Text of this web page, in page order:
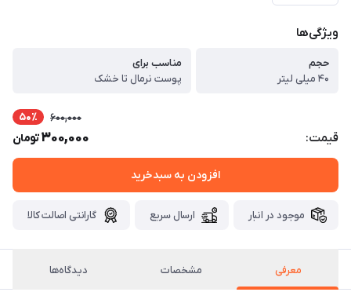
ویژگی‌ها
حجم
۴۰ میلی لیتر
مناسب برای
پوست نرمال تا خشک
قیمت:
600,000 50٪
300,000تومان
افزودن به سبدخرید
موجود در انبار ارسال سریع گارانتی اصالت کالا
معرفی مشخصات دیدگاه‌ها